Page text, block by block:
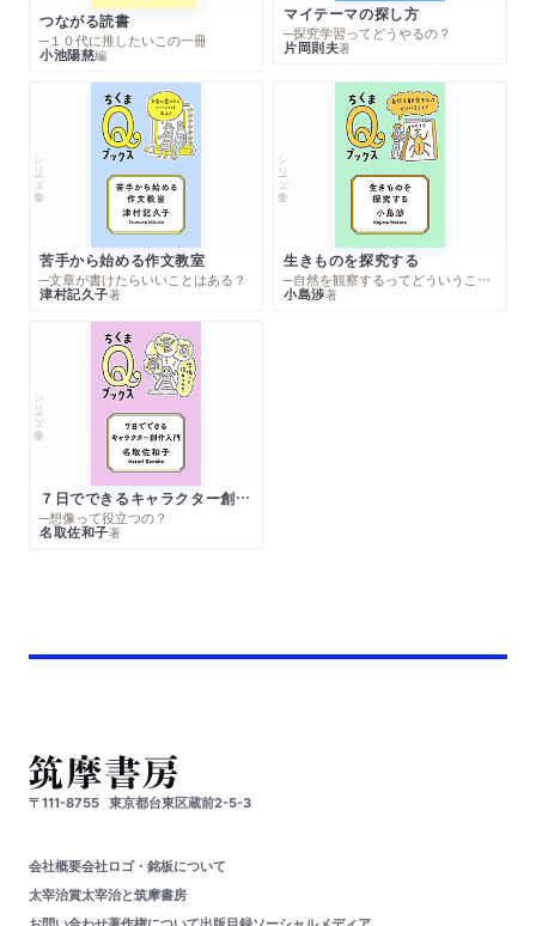
つながる読書
─１０代に推したいこの一冊
小池陽慈編
マイテーマの探し方
─探究学習ってどうやるの？
片岡則夫著
シリーズ・全集
苦手から始める作文教室
─文章が書けたらいいことはある？
津村記久子著
シリーズ・全集
生きものを探究する
─自然を観察するってどういうこと？
小島渉著
シリーズ・全集
７日でできるキャラクター創作入門
─想像って役立つの？
名取佐和子著
〒111-8755 東京都台東区蔵前2-5-3
会社概要会社ロゴ・銘板について
太宰治賞太宰治と筑摩書房